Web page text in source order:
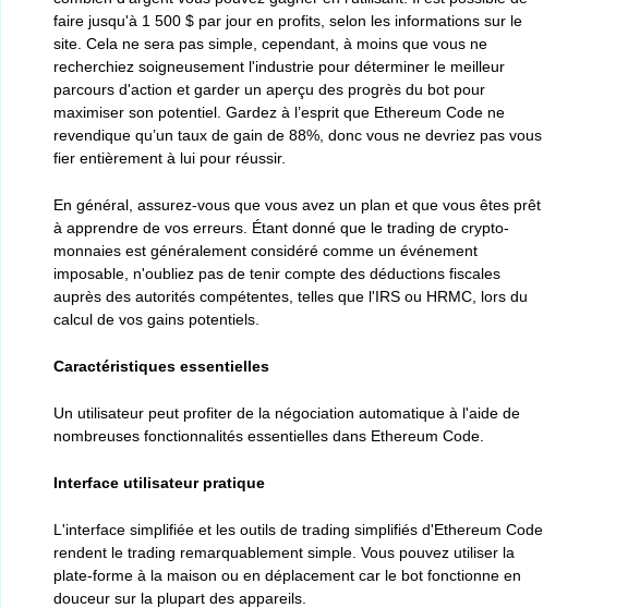
faire jusqu'à 1 500 $ par jour en profits, selon les informations sur le
site. Cela ne sera pas simple, cependant, à moins que vous ne
recherchiez soigneusement l'industrie pour déterminer le meilleur
parcours d'action et garder un aperçu des progrès du bot pour
maximiser son potentiel. Gardez à l’esprit que Ethereum Code ne
revendique qu’un taux de gain de 88%, donc vous ne devriez pas vous
fier entièrement à lui pour réussir.
En général, assurez-vous que vous avez un plan et que vous êtes prêt
à apprendre de vos erreurs. Étant donné que le trading de crypto-
monnaies est généralement considéré comme un événement
imposable, n'oubliez pas de tenir compte des déductions fiscales
auprès des autorités compétentes, telles que l'IRS ou HRMC, lors du
calcul de vos gains potentiels.
Caractéristiques essentielles
Un utilisateur peut profiter de la négociation automatique à l'aide de
nombreuses fonctionnalités essentielles dans Ethereum Code.
Interface utilisateur pratique
L'interface simplifiée et les outils de trading simplifiés d'Ethereum Code
rendent le trading remarquablement simple. Vous pouvez utiliser la
plate-forme à la maison ou en déplacement car le bot fonctionne en
douceur sur la plupart des appareils.